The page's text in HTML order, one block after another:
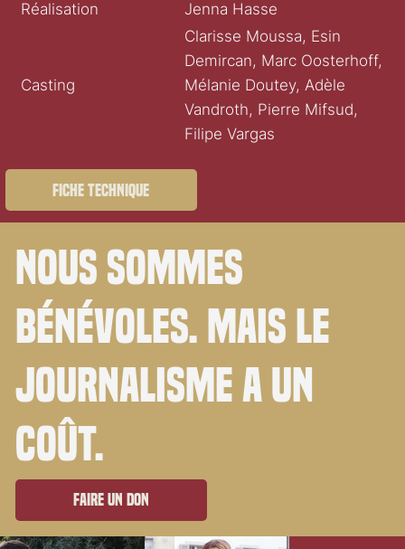
Réalisation
Jenna Hasse
Casting
Clarisse Moussa, Esin
Demircan, Marc Oosterhoff,
Mélanie Doutey, Adèle
Vandroth, Pierre Mifsud,
Filipe Vargas
Fiche technique
Nous sommes
bénévoles. Mais le
journalisme a un
coût.
Faire un don